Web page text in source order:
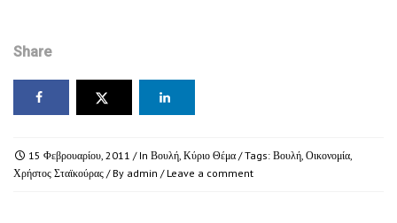
Share
15 Φεβρουαρίου, 2011 / In Βουλή, Κύριο Θέμα / Tags: Βουλή, Οικονομία,
Χρήστος Σταϊκούρας / By admin / Leave a comment